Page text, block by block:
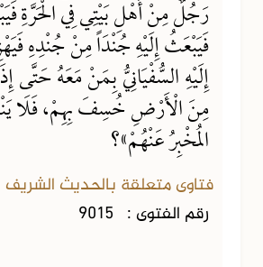
رَجُلٌ مِنْ أَهْلِ بَيْتِي فِي الْحَرَّةِ
فَيَبْعَثُ إِلَيْهِ جُنْدَاً مِنْ جُنْدِهِ
إِلَيْهِ السُّفْيَانِيُّ بِمَنْ مَعَهُ حَتَّى
مِنَ الْأَرْضِ خُسِفَ بِهِمْ، فَلَا
المُخْبِرُ عَنْهُمْ»؟
فتاوى متعلقة بالحديث الشريف
رقم الفتوى : 9015